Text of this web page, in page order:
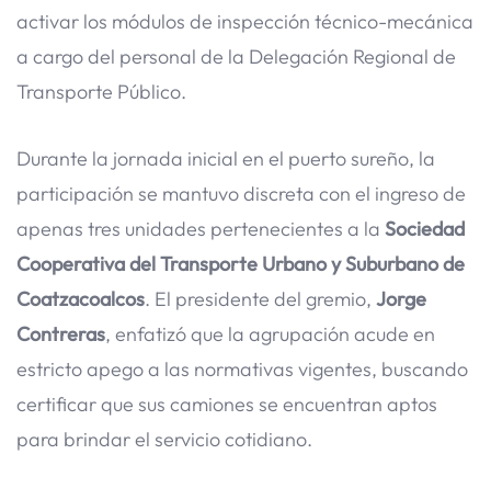
activar los módulos de inspección técnico-mecánica
a cargo del personal de la Delegación Regional de
Transporte Público.
Durante la jornada inicial en el puerto sureño, la
participación se mantuvo discreta con el ingreso de
apenas tres unidades pertenecientes a la Sociedad
Cooperativa del Transporte Urbano y Suburbano de
Coatzacoalcos. El presidente del gremio, Jorge
Contreras, enfatizó que la agrupación acude en
estricto apego a las normativas vigentes, buscando
certificar que sus camiones se encuentran aptos
para brindar el servicio cotidiano.